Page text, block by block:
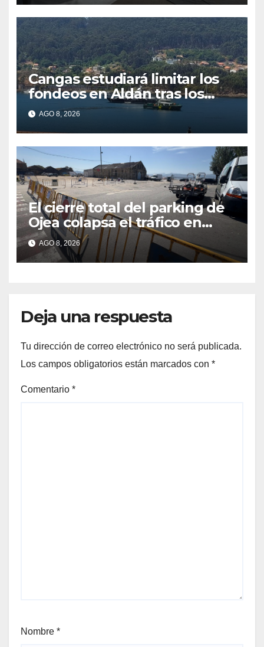
Cangas estudiará limitar los
fondeos en Aldán tras los
últimos episodios de
contaminación en Arneles
AGO 8, 2026
El cierre total del parking de
Ojea colapsa el tráfico en
Cangas
AGO 8, 2026
Deja una respuesta
Tu dirección de correo electrónico no será publicada.
Los campos obligatorios están marcados con *
Comentario *
Nombre *